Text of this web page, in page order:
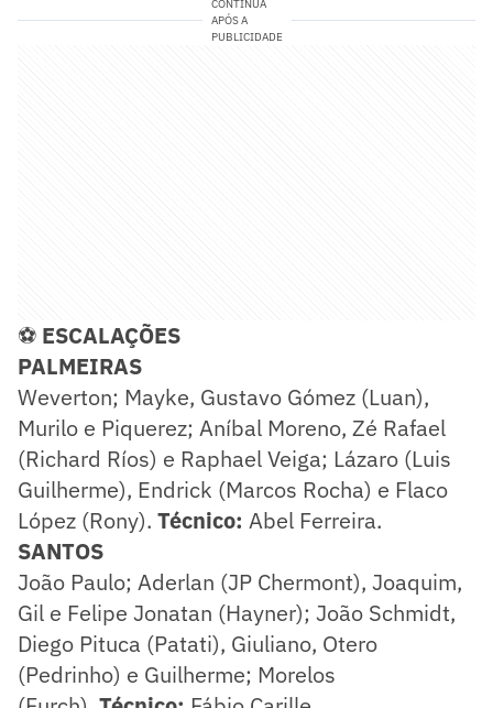
CONTINUA
APÓS A
PUBLICIDADE
⚽ ESCALAÇÕES
PALMEIRAS
Weverton; Mayke, Gustavo Gómez (Luan),
Murilo e Piquerez; Aníbal Moreno, Zé Rafael
(Richard Ríos) e Raphael Veiga; Lázaro (Luis
Guilherme), Endrick (Marcos Rocha) e Flaco
López (Rony). Técnico: Abel Ferreira.
SANTOS
João Paulo; Aderlan (JP Chermont), Joaquim,
Gil e Felipe Jonatan (Hayner); João Schmidt,
Diego Pituca (Patati), Giuliano, Otero
(Pedrinho) e Guilherme; Morelos